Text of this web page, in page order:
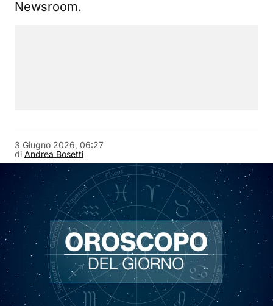
Newsroom.
di Andrea Bosetti
3 Giugno 2026, 06:27